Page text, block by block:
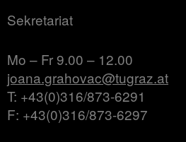
Sekretariat
Mo – Fr 9.00 – 12.00
joana.grahovac@tugraz.at
T: +43(0)316/873-6291
F: +43(0)316/873-6297